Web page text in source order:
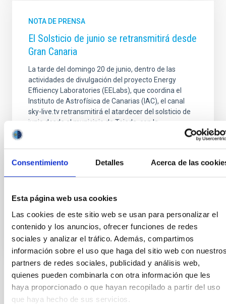
Consentimiento Detalles Acerca de las
Esta página web usa cookies
Las cookies de este sitio web se usan para personalizar el
contenido y los anuncios, ofrecer funciones de redes
sociales y analizar el tráfico. Además, compartimos
información sobre el uso que haga del sitio web con
partners de redes sociales, publicidad y análisis web,
quienes pueden combinarla con otra información que les
haya proporcionado o que hayan recopilado a partir del uso
que haya hecho de sus servicios.
NOTA DE PRENSA
El Solsticio de junio se retransmitirá desde
Gran Canaria
La tarde del domingo 20 de junio, dentro de las
actividades de divulgación del proyecto Energy
Efficiency Laboratories (EELabs), que coordina el
Instituto de Astrofísica de Canarias (IAC), el canal
sky-live.tv retransmitirá el atardecer del solsticio de
junio desde el municipio de Tejeda, con la
colaboración del Ayuntamiento de este municipio y
una de las fechas claves en la Astronomía de las
poblaciones aborígenes de la isla de Gran Canaria.
TIPO DE NOTICIA
NOTA DE PRENSA